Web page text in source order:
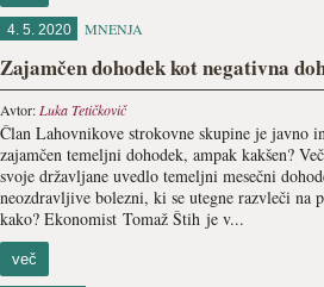
4. 5. 2020 MNENJA
Zajamčen dohodek kot negativna
Avtor: Luka Tetičkovič
Član Lahovnikove strokovne skupine je javno
zajamčen temeljni dohodek, ampak kakšen?
svoje državljane uvedlo temeljni mesečni
neozdravljive bolezni, ki se utegne razvleči na
kako? Ekonomist Tomaž Štih je v...
več